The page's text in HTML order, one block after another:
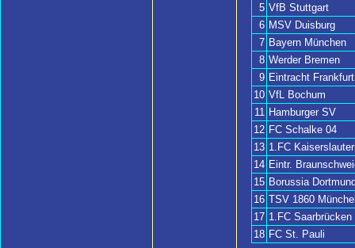
5 VfB Stuttgart
6 MSV Duisburg
7 Bayern München
8 Werder Bremen
9 Eintracht Frankfurt
10 VfL Bochum
11 Hamburger SV
12 FC Schalke 04
13 1.FC
14 Eintr.
15 Borussia
16 TSV 1860
17 1.FC Saarbrücken
18 FC St. Pauli